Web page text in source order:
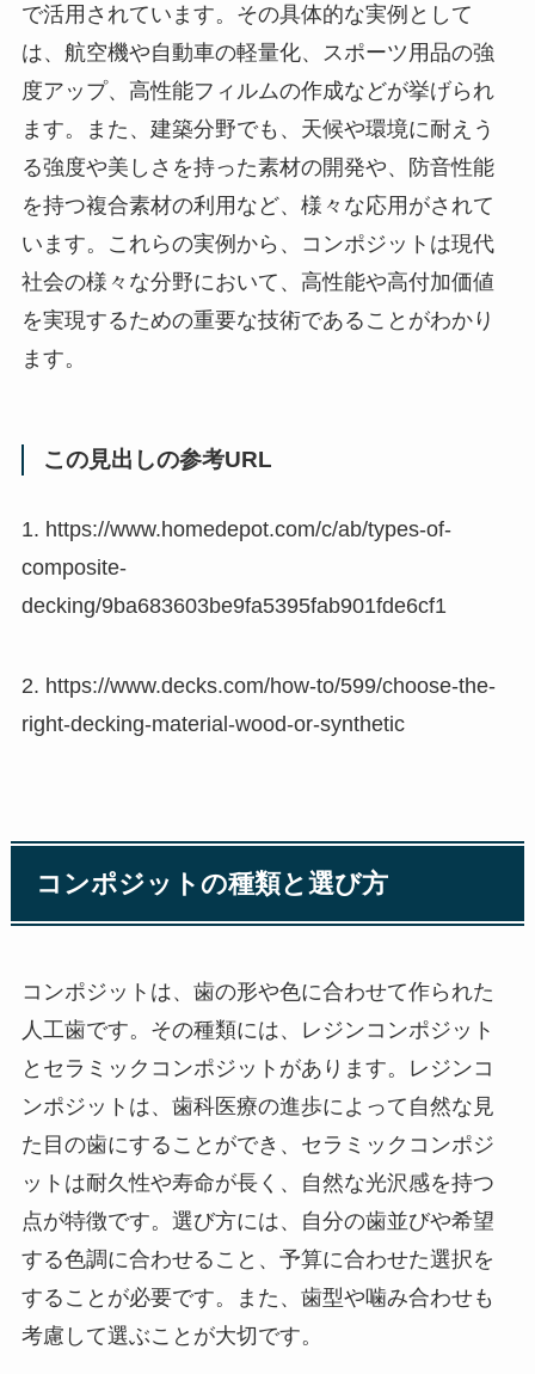
で活用されています。その具体的な実例として
は、航空機や自動車の軽量化、スポーツ用品の強
度アップ、高性能フィルムの作成などが挙げられ
ます。また、建築分野でも、天候や環境に耐えう
る強度や美しさを持った素材の開発や、防音性能
を持つ複合素材の利用など、様々な応用がされて
います。これらの実例から、コンポジットは現代
社会の様々な分野において、高性能や高付加価値
を実現するための重要な技術であることがわかり
ます。
この見出しの参考URL
1. https://www.homedepot.com/c/ab/types-of-
composite-
decking/9ba683603be9fa5395fab901fde6cf1
2. https://www.decks.com/how-to/599/choose-the-
right-decking-material-wood-or-synthetic
コンポジットの種類と選び方
コンポジットは、歯の形や色に合わせて作られた
人工歯です。その種類には、レジンコンポジット
とセラミックコンポジットがあります。レジンコ
ンポジットは、歯科医療の進歩によって自然な見
た目の歯にすることができ、セラミックコンポジ
ットは耐久性や寿命が長く、自然な光沢感を持つ
点が特徴です。選び方には、自分の歯並びや希望
する色調に合わせること、予算に合わせた選択を
することが必要です。また、歯型や噛み合わせも
考慮して選ぶことが大切です。